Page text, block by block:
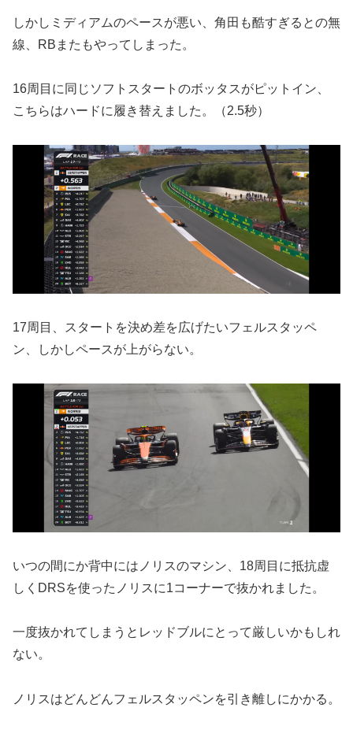
しかしミディアムのペースが悪い、角田も酷すぎるとの無
線、RBまたもやってしまった。
16周目に同じソフトスタートのボッタスがピットイン、
こちらはハードに履き替えました。（2.5秒）
17周目、スタートを決め差を広げたいフェルスタッペ
ン、しかしペースが上がらない。
いつの間にか背中にはノリスのマシン、18周目に抵抗虚
しくDRSを使ったノリスに1コーナーで抜かれました。
一度抜かれてしまうとレッドブルにとって厳しいかもしれ
ない。
ノリスはどんどんフェルスタッペンを引き離しにかかる。